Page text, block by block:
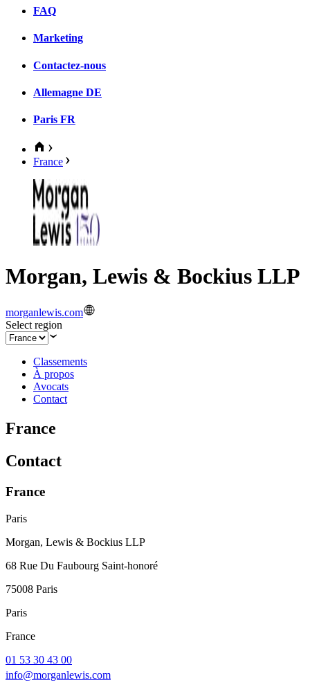
FAQ
Marketing
Contactez-nous
Allemagne DE
Paris FR
France
Morgan, Lewis & Bockius LLP
morganlewis.com
Select region
Classements
À propos
Avocats
Contact
France
Contact
France
Paris
Morgan, Lewis & Bockius LLP
68 Rue Du Faubourg Saint-honoré
75008 Paris
Paris
France
01 53 30 43 00
info@morganlewis.com